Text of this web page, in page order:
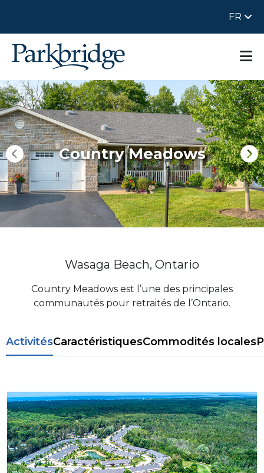
FR
Country Meadows
Wasaga Beach, Ontario
Country Meadows est l’une des principales
communautés pour retraités de l’Ontario.
ActivitésCaractéristiquesCommodités locales